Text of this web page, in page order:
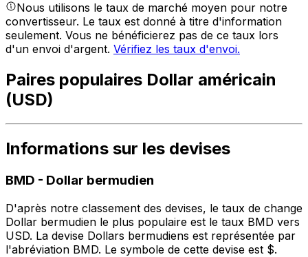
Nous utilisons le taux de marché moyen pour notre
convertisseur. Le taux est donné à titre d'information
seulement. Vous ne bénéficierez pas de ce taux lors
d'un envoi d'argent. Vérifiez les taux d'envoi.
Paires populaires Dollar américain
(USD)
Informations sur les devises
BMD - Dollar bermudien
D'après notre classement des devises, le taux de change
Dollar bermudien le plus populaire est le taux BMD vers
USD. La devise Dollars bermudiens est représentée par
l'abréviation BMD. Le symbole de cette devise est $.